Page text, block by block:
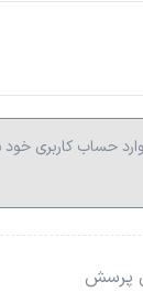
حساب کاربری
پرسش